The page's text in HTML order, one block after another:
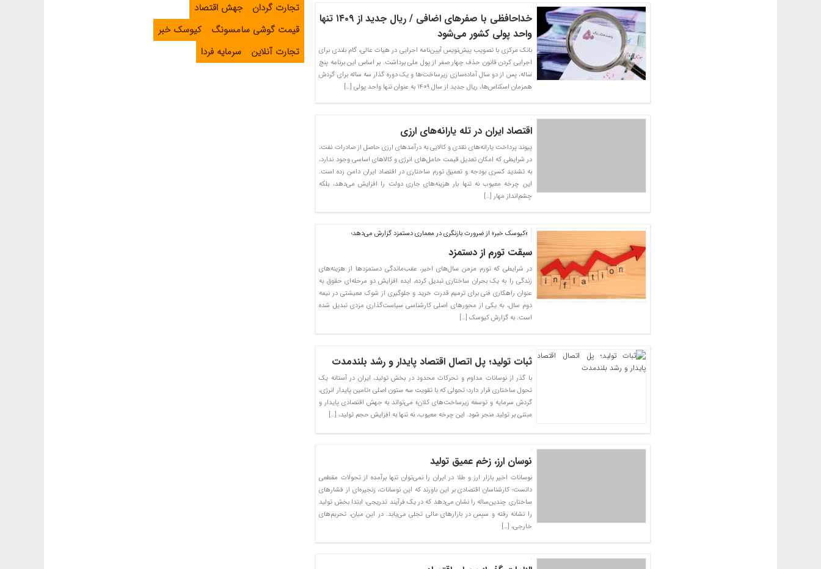
خداحافظی با صفرهای اضافی / ریال جدید از ۱۴۰۹ تنها
واحد پولی کشور می‌شود
بانک مرکزی با تصویب پیش‌نویس آیین‌نامه اجرایی در هیات عالی، گام بلندی برای
اجرایی کردن قانون حذف چهار صفر از پول ملی برداشت. بر اساس این برنامه پنج
ساله، پس از دو سال آماده‌سازی زیرساخت‌ها و یک دوره گذار سه ساله برای گردش
همزمان اسکناس‌ها، ریال جدید از سال ۱۴۰۹ به عنوان تنها واحد پولی […]
اقتصاد ایران در تله یارانه‌های ارزی
پیوند پرداخت یارانه‌های نقدی و کالایی به درآمدهای ارزی حاصل از صادرات نفت،
در شرایطی که امکان تعدیل قیمت حامل‌های انرژی و کالاهای اساسی وجود ندارد،
به تشدید کسری بودجه و تعمیق تورم ساختاری در اقتصاد ایران دامن زده است.
این چرخه معیوب نه تنها بار هزینه‌های جاری دولت را افزایش می‌دهد، بلکه
چشم‌انداز مهار […]
«کیوسک خبر» از ضرورت بازنگری در معماری دستمزد گزارش می‌دهد؛
سبقت تورم از دستمزد
در شرایطی که تورم مزمن سال‌های اخیر، عقب‌ماندگی دستمزدها از هزینه‌های
زندگی را به یک بحران ساختاری تبدیل کرده، ایده افزایش دو مرحله‌ای حقوق به
عنوان راهکاری فنی برای ترمیم قدرت خرید و جلوگیری از شوک معیشتی در نیمه
دوم سال، به یکی از محورهای اصلی کارشناسی سیاست‌گذاری مزدی تبدیل شده
است. به گزارش کیوسک […]
ثبات تولید؛ پل اتصال اقتصاد پایدار و رشد بلندمدت
با گذر از نوسانات مداوم و تحرکات محدود در بخش تولید، ایران در آستانه یک
تحول ساختاری قرار دارد؛ تحولی که با تقویت سه ستون اصلی «تامین پایدار انرژی،
گردش سرمایه و توسعه زیرساخت‌های کلان» می‌تواند به جهش اقتصادی پایدار و
مبتنی بر تولید منجر شود. این چرخه معیوب، نه تنها به افزایش حجم تولید، […]
نوسان ارز، زخم عمیق تولید
نوسانات اخیر بازار ارز و طلا در ایران را نمی‌توان تنها برآمده از تحولات مقطعی
دانست؛ کارشناسان اقتصادی بر این باورند که این نوسانات، زنجیره‌ای از فشارهای
ساختاری چندین‌ساله را نشان می‌دهد که در یک فرآیند تدریجی، ابتدا بخش تولید
را نشانه رفته و سپس در بازارهای مالی تجلی می‌یابد. در این میان، تحریم‌های
خارجی، […]
تجارت گردان
جهش اقتصاد
قیمت گوشی سامسونگ
کیوسک خبر
تجارت آنلاین
سرمایه فردا